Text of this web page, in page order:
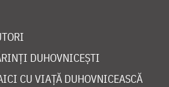
DUHOVNICEȘTI
CU VIAȚĂ DUHOVNICEASCĂ